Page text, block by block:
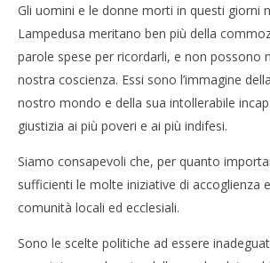
Gli uomini e le donne morti in questi giorni
Lampedusa meritano ben più della
parole spese per ricordarli, e non possono
nostra coscienza. Essi sono l’immagine
nostro mondo e della sua intollerabile
giustizia ai più poveri e ai più indifesi.
Siamo consapevoli che, per quanto
sufficienti le molte iniziative di accoglienza
comunità locali ed ecclesiali.
Sono le scelte politiche ad essere